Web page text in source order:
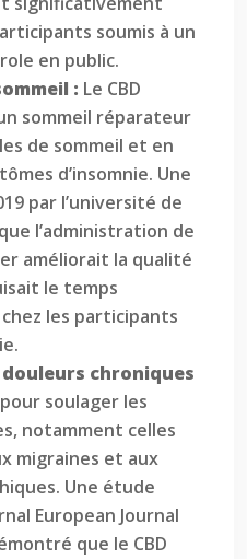
soumis à un
en public.
: Le CBD
sommeil réparateur
de sommeil et en
d’insomnie. Une
par l’université de
l’administration de
améliorait la qualité
le temps
les participants
chroniques
soulager les
notamment celles
migraines et aux
Une étude
European Journal
que le CBD